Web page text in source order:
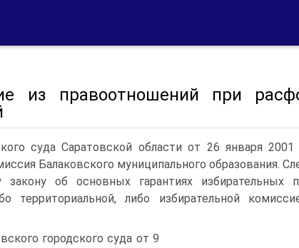
из правоотношений при
суда Саратовской области от 26 января
Балаковского муниципального образования.
об основных гарантиях избирательных
либо избирательной
городского суда от 9